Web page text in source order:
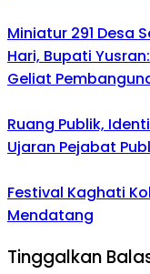
Miniatur 291 Desa
Hari, Bupati
Geliat
Ruang Publik,
Ujaran Pejabat
Festival Kaghati
Mendatang
Tinggalkan